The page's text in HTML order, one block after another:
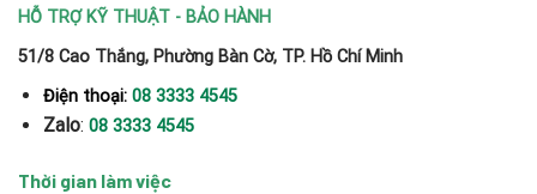
HỖ TRỢ KỸ THUẬT - BẢO HÀNH
51/8 Cao Thắng, Phường Bàn Cờ, TP. Hồ Chí Minh
Điện thoại: 08 3333 4545
Zalo: 08 3333 4545
Thời gian làm việc